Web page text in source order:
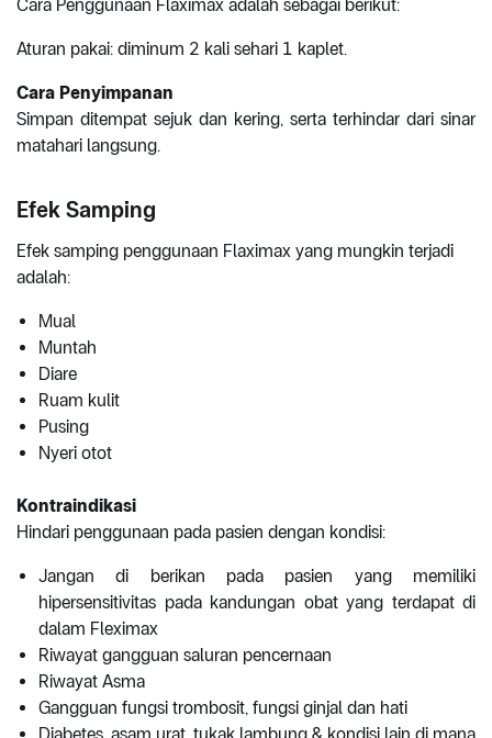
Cara Penggunaan Flaximax adalah sebagai berikut:
Aturan pakai: diminum 2 kali sehari 1 kaplet.
Cara Penyimpanan
Simpan ditempat sejuk dan kering, serta terhindar dari sinar
matahari langsung.
Efek Samping
Efek samping penggunaan Flaximax yang mungkin terjadi
adalah:
Mual
Muntah
Diare
Ruam kulit
Pusing
Nyeri otot
Kontraindikasi
Hindari penggunaan pada pasien dengan kondisi:
Jangan di berikan pada pasien yang memiliki
hipersensitivitas pada kandungan obat yang terdapat di
dalam Fleximax
Riwayat gangguan saluran pencernaan
Riwayat Asma
Gangguan fungsi trombosit, fungsi ginjal dan hati